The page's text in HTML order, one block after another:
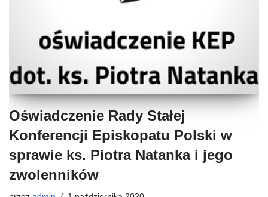
Oświadczenie Rady Stałej
Konferencji Episkopatu Polski w
sprawie ks. Piotra Natanka i jego
zwolenników